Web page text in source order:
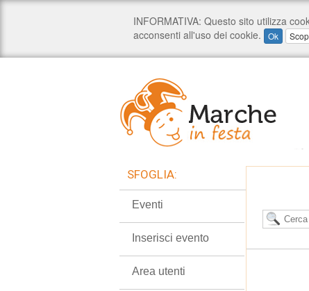
SFOGLIA:
Eventi
Inserisci evento
Area utenti